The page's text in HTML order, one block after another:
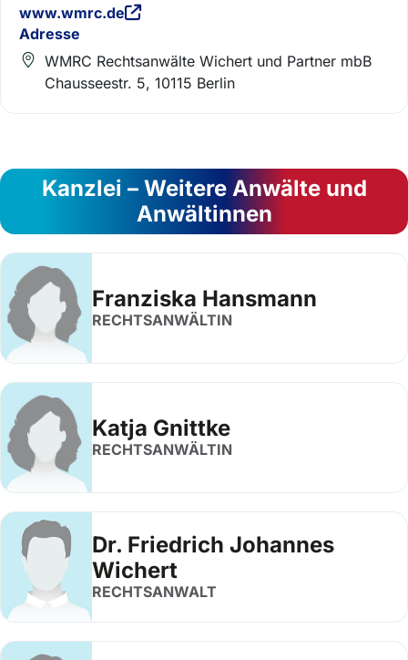
www.wmrc.de
Adresse
WMRC Rechtsanwälte Wichert und Partner mbB
Chausseestr. 5, 10115 Berlin
Kanzlei – Weitere Anwälte und
Anwältinnen
Franziska Hansmann
RECHTSANWÄLTIN
Katja Gnittke
RECHTSANWÄLTIN
Dr. Friedrich Johannes
Wichert
RECHTSANWALT